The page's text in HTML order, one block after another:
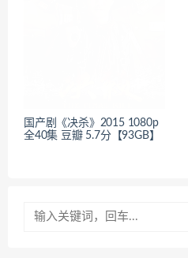
国产剧《决杀》2015 1080p
全40集 豆瓣 5.7分【93GB】